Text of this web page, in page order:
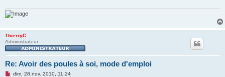
ThierryC
Administrateur
Re: Avoir des poules à soi, mode d'emploi
Mdim. 28 nov. 2010, 11:24